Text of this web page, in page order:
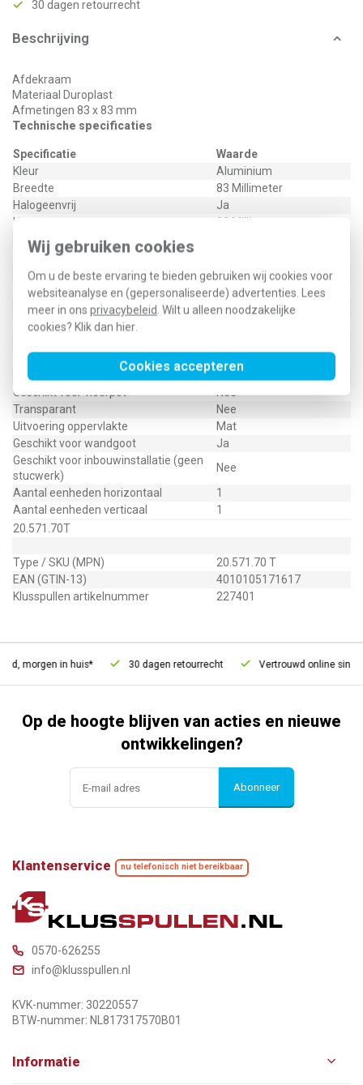
Wij gebruiken cookies
Om u de beste ervaring te bieden gebruiken wij cookies voor
websiteanalyse en (gepersonaliseerde) advertenties. Lees
meer in ons privacybeleid. Wilt u alleen noodzakelijke
cookies? Klik dan hier.
Cookies accepteren
30 dagen retourrecht
Beschrijving
Afdekraam
Materiaal Duroplast
Afmetingen 83 x 83 mm
Technische specificaties
Specificatie
Waarde
Kleur
Aluminium
Breedte
83 Millimeter
Halogeenvrij
Ja
Hoogte
83 Millimeter
Aantal eenheden
Met klapdeksel
Oppervlaktebescherming
Gelakt
Tekstveld/beschrijvingsvlak
Nee
Kwaliteitsklasse
Thermoplast
Materiaal
Montagerichting
Horizontaal en verticaal
Beschermingsgraad (IP)
IP20
Geschikt voor vloerpot
Nee
Transparant
Nee
Uitvoering oppervlakte
Mat
Geschikt voor wandgoot
Ja
Geschikt voor inbouwinstallatie (geen
stucwerk)
Nee
Aantal eenheden horizontaal
1
Aantal eenheden verticaal
1
20.571.70T
Type / SKU (MPN)
20.571.70 T
EAN (GTIN-13)
4010105171617
Klusspullen artikelnummer
227401
morgen in huis* 30 dagen retourrecht Vertrouwd online sinds
Op de hoogte blijven van acties en nieuwe
ontwikkelingen?
Abonneer
Klantenservice nu telefonisch niet bereikbaar
0570-626255
info@klusspullen.nl
KVK-nummer: 30220557
BTW-nummer: NL817317570B01
Informatie